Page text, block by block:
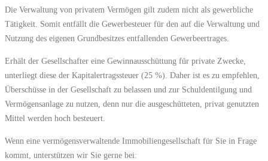
Die Verwaltung von privatem Vermögen gilt zudem nicht als gewerbliche
Tätigkeit. Somit entfällt die Gewerbesteuer für den auf die Verwaltung und
Nutzung des eigenen Grundbesitzes entfallenden Gewerbeertrages.
Erhält der Gesellschafter eine Gewinnausschüttung für private Zwecke,
unterliegt diese der Kapitalertragssteuer (25 %). Daher ist es zu empfehlen,
Überschüsse in der Gesellschaft zu belassen und zur Schuldentilgung und
Vermögensanlage zu nutzen, denn nur die ausgeschütteten, privat genutzten
Mittel werden hoch besteuert.
Wenn eine vermögensverwaltende Immobiliengesellschaft für Sie in Frage
kommt, unterstützen wir Sie gerne bei: